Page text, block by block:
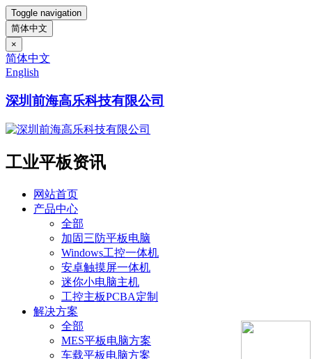
Toggle navigation
简体中文
×
简体中文
English
深圳前海高乐科技有限公司
工业平板资讯
网站首页
产品中心
全部
加固三防平板电脑
Windows工控一体机
安卓触摸屏一体机
迷你小电脑主机
工控主板PCBA定制
解决方案
全部
MES平板电脑方案
车载平板电脑方案